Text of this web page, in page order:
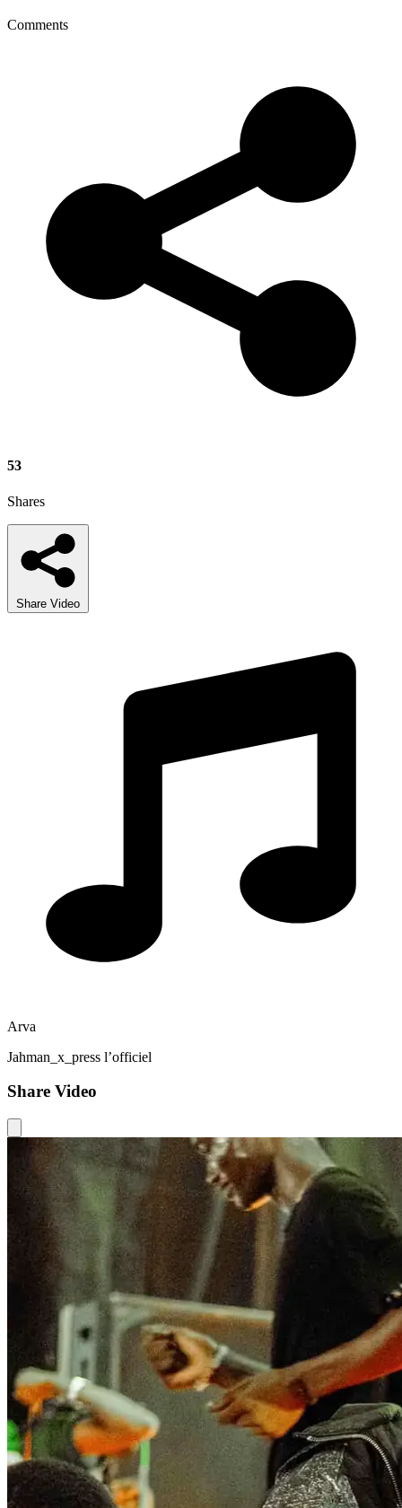
Comments
53
Shares
Share Video
Arva
Jahman_x_press l’officiel
Share Video